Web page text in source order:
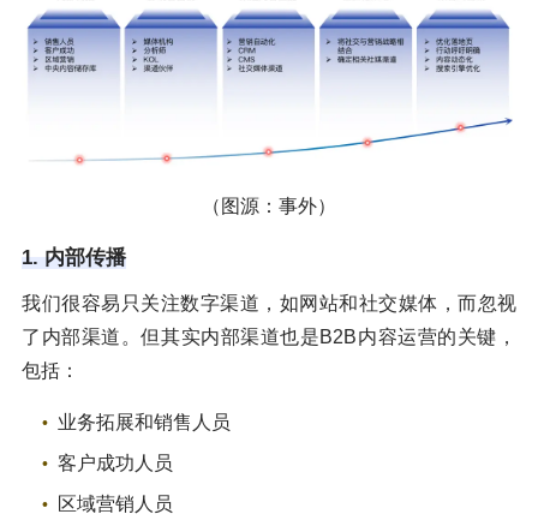
（图源：事外）
1. 内部传播
我们很容易只关注数字渠道，如网站和社交媒体，而忽视
了内部渠道。但其实内部渠道也是B2B内容运营的关键，
包括：
业务拓展和销售人员
客户成功人员
区域营销人员